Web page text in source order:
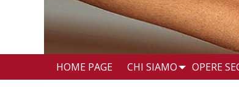
HOME PAGE CHI SIAMO OPERE